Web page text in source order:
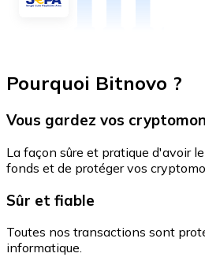
Pourquoi Bitnovo ?
Vous gardez vos
La façon sûre et pratique d'avoir
fonds et de protéger vos
Sûr et fiable
Toutes nos transactions sont
informatique.